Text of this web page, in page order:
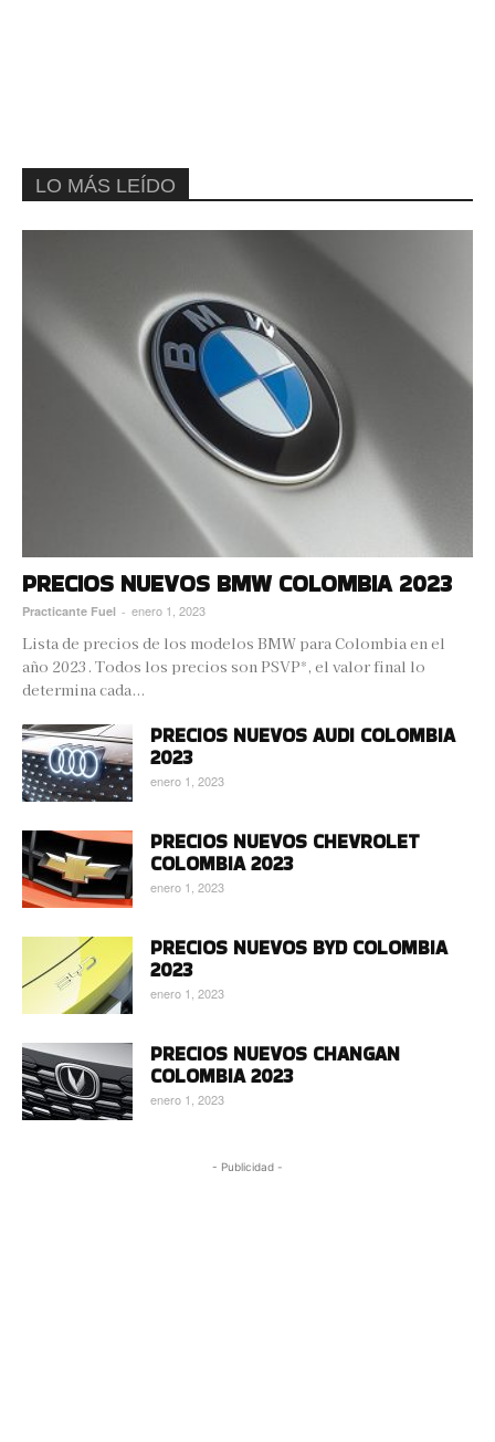
LO MÁS LEÍDO
PRECIOS NUEVOS BMW COLOMBIA 2023
Practicante Fuel - enero 1, 2023
Lista de precios de los modelos BMW para Colombia en el
año 2023. Todos los precios son PSVP*, el valor final lo
determina cada...
PRECIOS NUEVOS AUDI COLOMBIA
2023
enero 1, 2023
PRECIOS NUEVOS CHEVROLET
COLOMBIA 2023
enero 1, 2023
PRECIOS NUEVOS BYD COLOMBIA
2023
enero 1, 2023
PRECIOS NUEVOS CHANGAN
COLOMBIA 2023
enero 1, 2023
- Publicidad -